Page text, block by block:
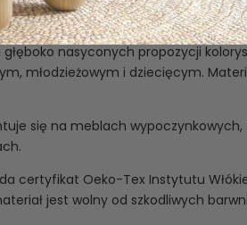
w dotyku tkanina.
nasyconych propozycji
młodzieżowym i dziecięcym.
się na meblach
certyfikat Oeko-Tex Instytutu
jest wolny od szkodliwych